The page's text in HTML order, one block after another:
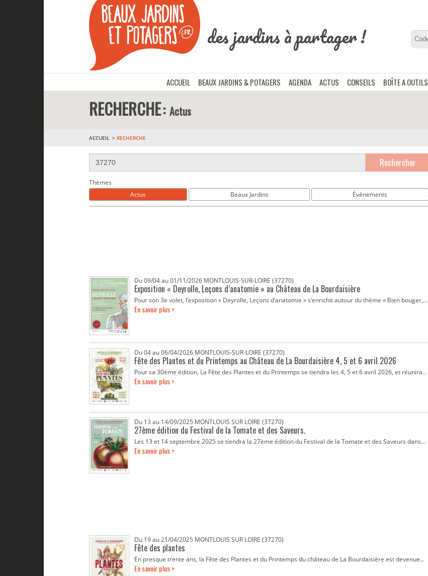
des jardins à partager !
ACCUEIL BEAUX JARDINS & POTAGERS AGENDA ACTUS CONSEILS BOÎTE A OUTILS
RECHERCHE Actus
ACCUEIL RECHERCHE
Rechercher
Thèmes
Actus
Beaux Jardins Événements
Du 09/04 au 01/11/2026 MONTLOUIS-SUR-LOIRE (37270)
Exposition « Deyrolle, Leçons d’anatomie » au Château de La Bourdaisière
Pour son 3e volet, l’exposition « Deyrolle, Leçons d’anatomie » s’enrichit autour du thème « Bien bouger,...
En savoir plus >
Du 04 au 06/04/2026 MONTLOUIS-SUR-LOIRE (37270)
Fête des Plantes et du Printemps au Château de La Bourdaisière 4, 5 et 6 avril 2026
Pour sa 30ème édition, La Fête des Plantes et du Printemps se tiendra les 4, 5 et 6 avril 2026, et réunira...
En savoir plus >
Du 13 au 14/09/2025 MONTLOUIS SUR LOIRE (37270)
27ème édition du Festival de la Tomate et des Saveurs.
Les 13 et 14 septembre 2025 se tiendra la 27ème édition du Festival de la Tomate et des Saveurs dans...
En savoir plus >
Du 19 au 21/04/2025 MONTLOUIS SUR LOIRE (37270)
Fête des plantes
En presque trente ans, la Fête des Plantes et du Printemps du château de La Bourdaisière est devenue...
En savoir plus >